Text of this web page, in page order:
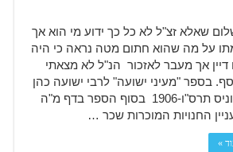
שאלא זצ"ל לא כל כך ידוע מי הוא אך
על מה שהוא חתום מטה נראה כי היה
דיין אך מעבר לאזכור הנ"ל לא מצאתי
בספר "מעיני ישועה" לרבי ישועה כהן
זצ"ל תוניס תרס"ו-1906 בסוף הספר בדף מ"ה
החנויות המוכרות שכר …
»